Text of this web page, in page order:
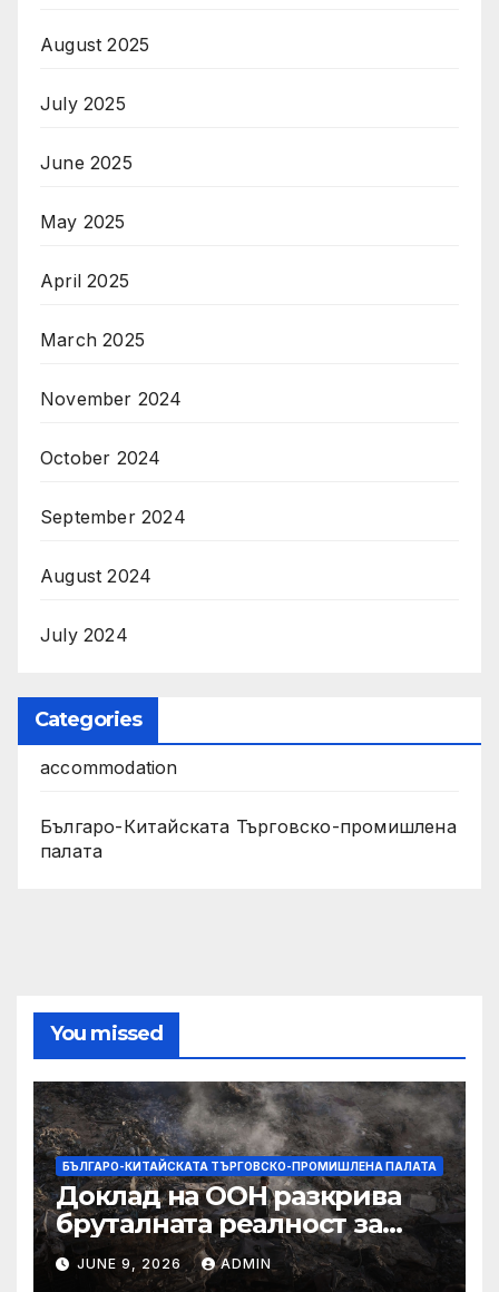
August 2025
July 2025
June 2025
May 2025
April 2025
March 2025
November 2024
October 2024
September 2024
August 2024
July 2024
Categories
accommodation
Българо-Китайската Търговско-промишлена
палата
You missed
БЪЛГАРО-КИТАЙСКАТА ТЪРГОВСКО-ПРОМИШЛЕНА ПАЛАТА
Доклад на ООН разкрива
бруталната реалност за
палестинците в Газа,
Западния бряг
JUNE 9, 2026 ADMIN